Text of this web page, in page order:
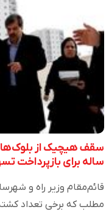
ساله برای بازپرداخت
قائم‌مقام وزیر راه و
مطلب که برخی تعداد